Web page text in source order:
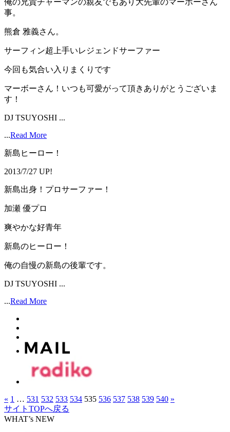
俺の兄貴チャーマンの親友でもあり大先輩のマーボーさん
事。
熊倉 雅義さん。
サーフィン超上手いレジェンドサーファー
今回も気合い入りまくりです
マーボーさん！いつも可愛がって頂きありがとうございま
す！
DJ TSUYOSHI ...
...Read More
新島ヒーロー！
2013/7/27 UP!
新島出身！プロサーファー！
加瀬 優プロ
爽やかな好青年
新島のヒーロー！
俺の自慢の新島の後輩です。
DJ TSUYOSHI ...
...Read More
« 1 … 531 532 533 534 535 536 537 538 539 540 »
サイトTOPへ戻る
WHAT’s NEW